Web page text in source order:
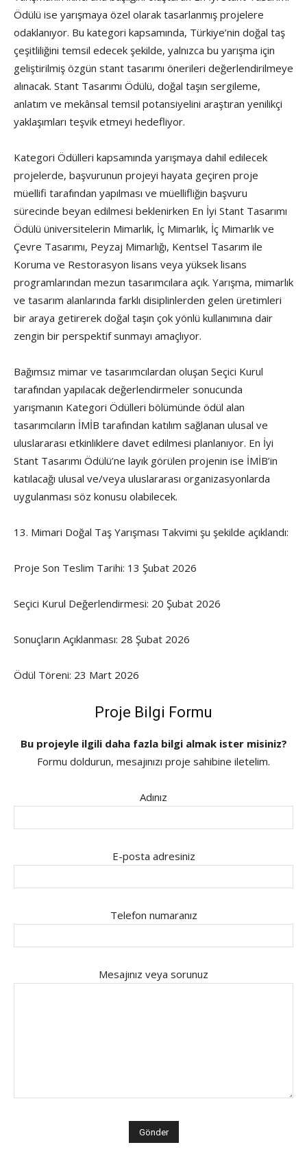
Ödülü ise yarışmaya özel olarak tasarlanmış projelere
odaklanıyor. Bu kategori kapsamında, Türkiye’nin doğal taş
çeşitliliğini temsil edecek şekilde, yalnızca bu yarışma için
geliştirilmiş özgün stant tasarımı önerileri değerlendirilmeye
alınacak. Stant Tasarımı Ödülü, doğal taşın sergileme,
anlatım ve mekânsal temsil potansiyelini araştıran yenilikçi
yaklaşımları teşvik etmeyi hedefliyor.
Kategori Ödülleri kapsamında yarışmaya dahil edilecek
projelerde, başvurunun projeyi hayata geçiren proje
müellifi tarafından yapılması ve müellifliğin başvuru
sürecinde beyan edilmesi beklenirken En İyi Stant Tasarımı
Ödülü üniversitelerin Mimarlık, İç Mimarlık, İç Mimarlık ve
Çevre Tasarımı, Peyzaj Mimarlığı, Kentsel Tasarım ile
Koruma ve Restorasyon lisans veya yüksek lisans
programlarından mezun tasarımcılara açık. Yarışma, mimarlık
ve tasarım alanlarında farklı disiplinlerden gelen üretimleri
bir araya getirerek doğal taşın çok yönlü kullanımına dair
zengin bir perspektif sunmayı amaçlıyor.
Bağımsız mimar ve tasarımcılardan oluşan Seçici Kurul
tarafından yapılacak değerlendirmeler sonucunda
yarışmanın Kategori Ödülleri bölümünde ödül alan
tasarımcıların İMİB tarafından katılım sağlanan ulusal ve
uluslararası etkinliklere davet edilmesi planlanıyor. En İyi
Stant Tasarımı Ödülü’ne layık görülen projenin ise İMİB’in
katılacağı ulusal ve/veya uluslararası organizasyonlarda
uygulanması söz konusu olabilecek.
13. Mimari Doğal Taş Yarışması Takvimi şu şekilde açıklandı:
Proje Son Teslim Tarihi: 13 Şubat 2026
Seçici Kurul Değerlendirmesi: 20 Şubat 2026
Sonuçların Açıklanması: 28 Şubat 2026
Ödül Töreni: 23 Mart 2026
Proje Bilgi Formu
Bu projeyle ilgili daha fazla bilgi almak ister misiniz?
Formu doldurun, mesajınızı proje sahibine iletelim.
Adınız
E-posta adresiniz
Telefon numaranız
Mesajınız veya sorunuz